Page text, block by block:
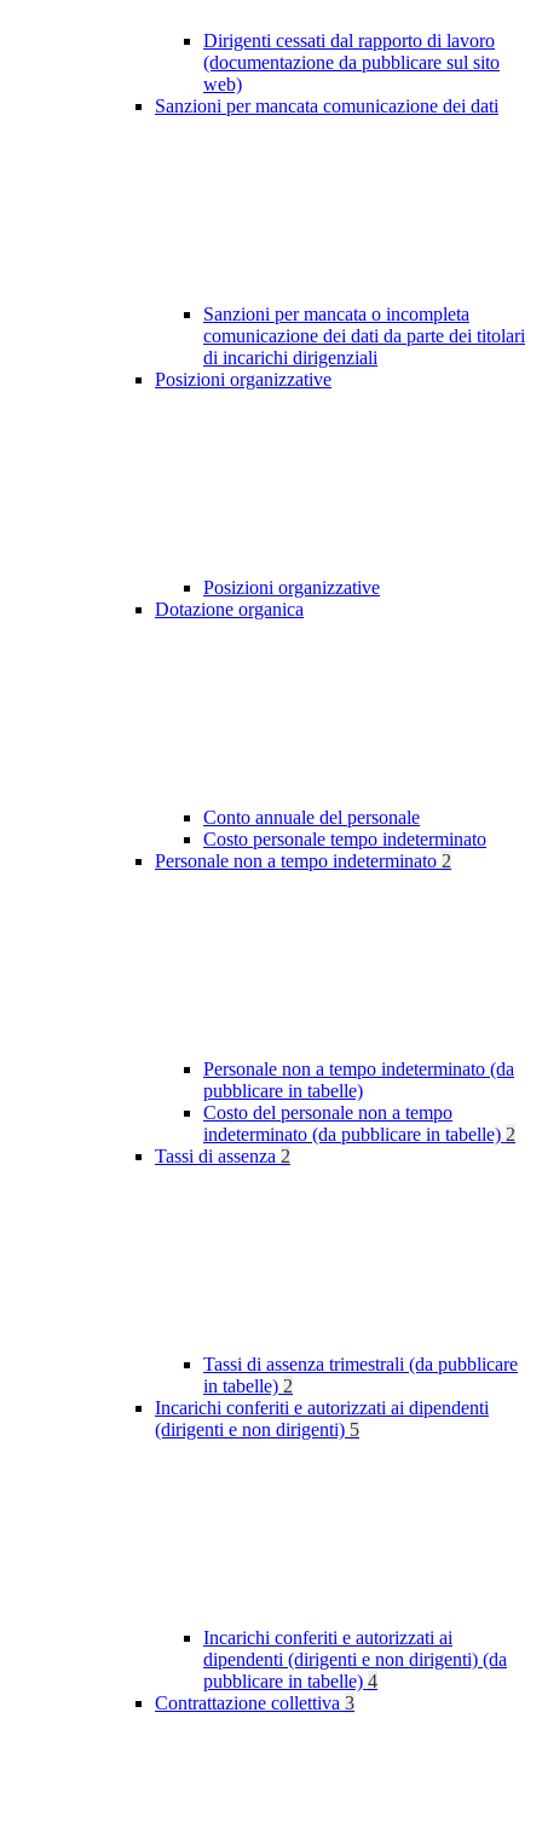
Dirigenti cessati dal rapporto di lavoro
(documentazione da pubblicare sul sito
web)
Sanzioni per mancata comunicazione dei dati
Sanzioni per mancata o incompleta
comunicazione dei dati da parte dei titolari
di incarichi dirigenziali
Posizioni organizzative
Posizioni organizzative
Dotazione organica
Conto annuale del personale
Costo personale tempo indeterminato
Personale non a tempo indeterminato 2
Personale non a tempo indeterminato (da
pubblicare in tabelle)
Costo del personale non a tempo
indeterminato (da pubblicare in tabelle) 2
Tassi di assenza 2
Tassi di assenza trimestrali (da pubblicare
in tabelle) 2
Incarichi conferiti e autorizzati ai dipendenti
(dirigenti e non dirigenti) 5
Incarichi conferiti e autorizzati ai
dipendenti (dirigenti e non dirigenti) (da
pubblicare in tabelle) 4
Contrattazione collettiva 3